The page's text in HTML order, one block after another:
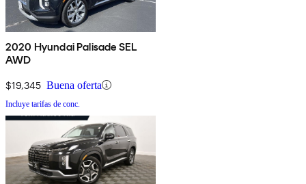
2020 Hyundai Palisade SEL
AWD
$19,345 Buena oferta
Incluye tarifas de conc.